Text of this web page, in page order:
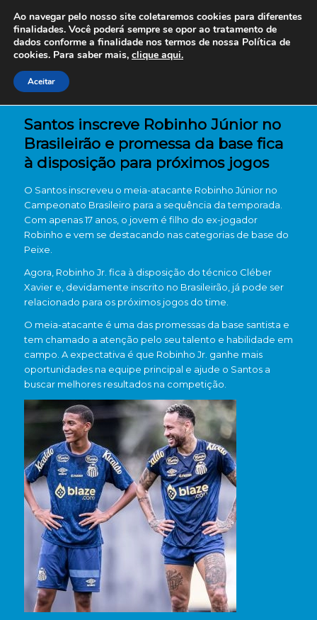
Santos inscreve Robinho Júnior no
Brasileirão e promessa da base fica
à disposição para próximos jogos
O Santos inscreveu o meia-atacante Robinho Júnior no
Campeonato Brasileiro para a sequência da temporada.
Com apenas 17 anos, o jovem é filho do ex-jogador
Robinho e vem se destacando nas categorias de base do
Peixe.
Agora, Robinho Jr. fica à disposição do técnico Cléber
Xavier e, devidamente inscrito no Brasileirão, já pode ser
relacionado para os próximos jogos do time.
O meia-atacante é uma das promessas da base santista e
tem chamado a atenção pelo seu talento e habilidade em
campo. A expectativa é que Robinho Jr. ganhe mais
oportunidades na equipe principal e ajude o Santos a
buscar melhores resultados na competição.
Ao navegar pelo nosso site coletaremos cookies para diferentes
finalidades. Você poderá sempre se opor ao tratamento de
dados conforme a finalidade nos termos de nossa Política de
cookies. Para saber mais, clique aqui.
Aceitar